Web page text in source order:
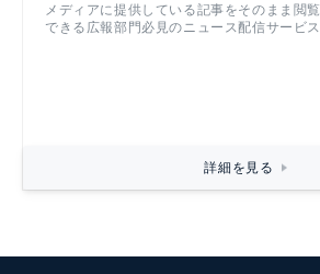
メディアに提供している記事をそのまま閲覧
できる広報部門必見のニュース配信サービス
詳細を見る